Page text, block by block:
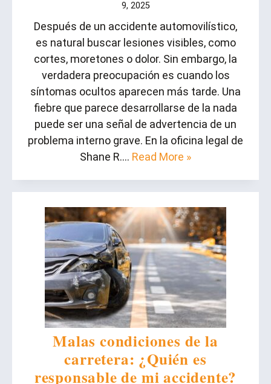
9, 2025
Después de un accidente automovilístico,
es natural buscar lesiones visibles, como
cortes, moretones o dolor. Sin embargo, la
verdadera preocupación es cuando los
síntomas ocultos aparecen más tarde. Una
fiebre que parece desarrollarse de la nada
puede ser una señal de advertencia de un
problema interno grave. En la oficina legal de
Shane R…. Read More »
Malas condiciones de la
carretera: ¿Quién es
responsable de mi accidente?